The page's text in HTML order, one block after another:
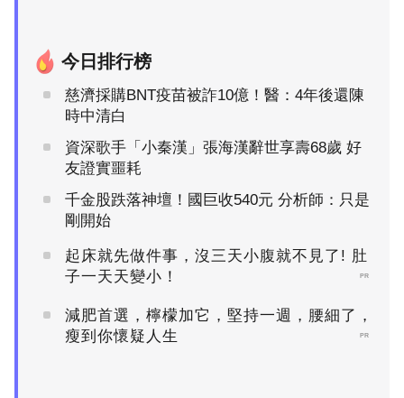
今日排行榜
慈濟採購BNT疫苗被詐10億！醫：4年後還陳
時中清白
資深歌手「小秦漢」張海漢辭世享壽68歲 好
友證實噩耗
千金股跌落神壇！國巨收540元 分析師：只是
剛開始
起床就先做件事，沒三天小腹就不見了! 肚
子一天天變小！
PR
減肥首選，檸檬加它，堅持一週，腰細了，
瘦到你懷疑人生
PR